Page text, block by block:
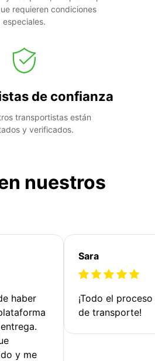
requieren condiciones
especiales.
de confianza
transportistas están
y verificados.
nuestros
haber
y me
Sara
¡Todo el
de transporte!